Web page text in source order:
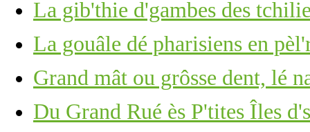
La gib'thie d'gambes des
La gouâle dé pharisiens en
Grand mât ou grôsse dent, lé
Du Grand Rué ès P'tites Îles